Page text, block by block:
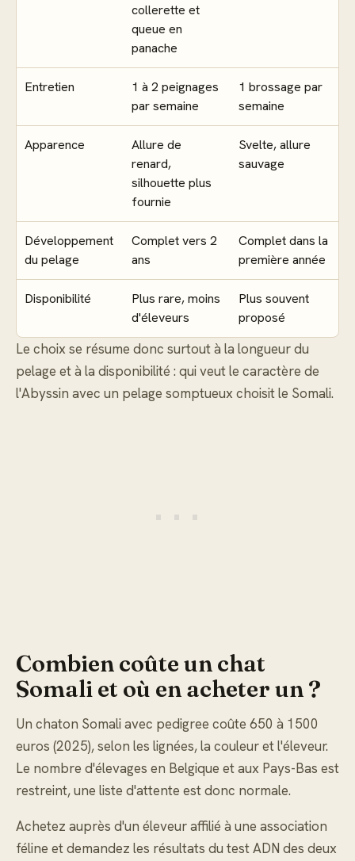
collerette et
queue en
panache
Entretien
1 à 2 peignages
par semaine
1 brossage par
semaine
Apparence
Allure de
renard,
silhouette plus
fournie
Svelte, allure
sauvage
Développement
du pelage
Complet vers 2
ans
Complet dans la
première année
Disponibilité
Plus rare, moins
d'éleveurs
Plus souvent
proposé
Le choix se résume donc surtout à la longueur du
pelage et à la disponibilité : qui veut le caractère de
l'Abyssin avec un pelage somptueux choisit le Somali.
Combien coûte un chat
Somali et où en acheter un ?
Un chaton Somali avec pedigree coûte 650 à 1500
euros (2025), selon les lignées, la couleur et l'éleveur.
Le nombre d'élevages en Belgique et aux Pays-Bas est
restreint, une liste d'attente est donc normale.
Achetez auprès d'un éleveur affilié à une association
féline et demandez les résultats du test ADN des deux